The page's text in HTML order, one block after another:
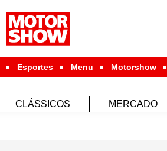
Esportes Menu Motorshow
CLÁSSICOS MERCADO